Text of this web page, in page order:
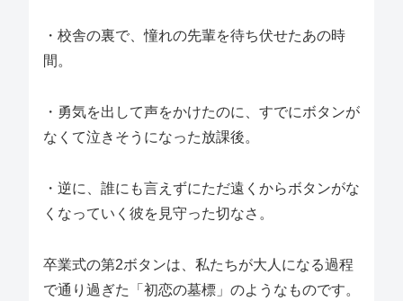
・校舎の裏で、憧れの先輩を待ち伏せたあの時
間。
・勇気を出して声をかけたのに、すでにボタンが
なくて泣きそうになった放課後。
・逆に、誰にも言えずにただ遠くからボタンがな
くなっていく彼を見守った切なさ。
卒業式の第2ボタンは、私たちが大人になる過程
で通り過ぎた「初恋の墓標」のようなものです。